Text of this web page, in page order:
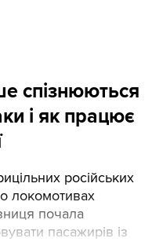
спізнюються
і як працює
російських
локомотивах
почала
пасажирів із